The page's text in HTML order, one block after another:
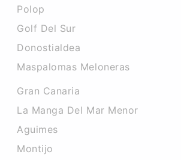
Polop
Golf Del Sur
Donostialdea
Maspalomas Meloneras
Gran Canaria
La Manga Del Mar Menor
Aguimes
Montijo